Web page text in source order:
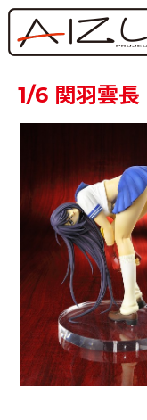
ホーム
フィギュアモデル完
フィギュアモデルキ
A-Team
マスキングテープ
1/6 関羽雲